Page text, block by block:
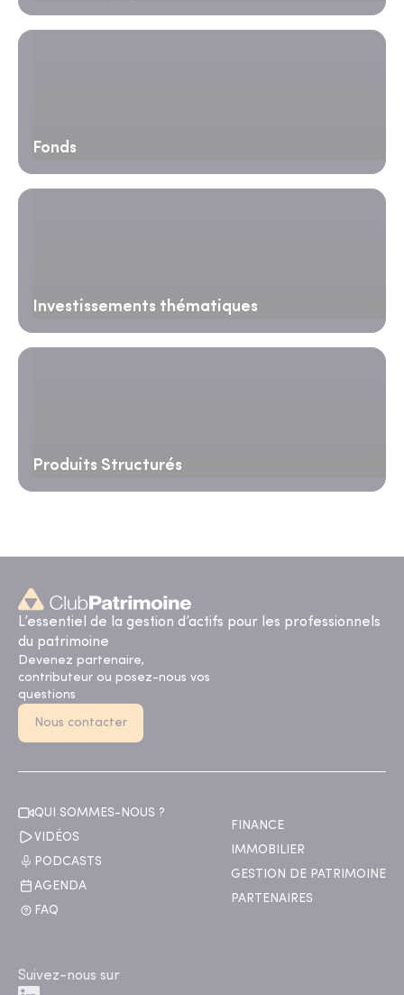
Fonds
Investissements thématiques
Produits Structurés
L’essentiel de la gestion d’actifs pour les professionnels
du patrimoine
Devenez partenaire,
contributeur ou posez-nous vos
questions
Nous contacter
QUI SOMMES-NOUS ?
VIDÉOS
PODCASTS
AGENDA
FAQ
FINANCE
IMMOBILIER
GESTION DE PATRIMOINE
PARTENAIRES
Suivez-nous sur